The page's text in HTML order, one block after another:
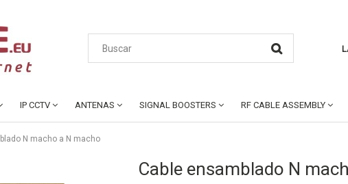
IP CCTV ANTENAS SIGNAL BOOSTERS RF CABLE ASSEMBLY
N macho a N macho
Cable ensamblado N